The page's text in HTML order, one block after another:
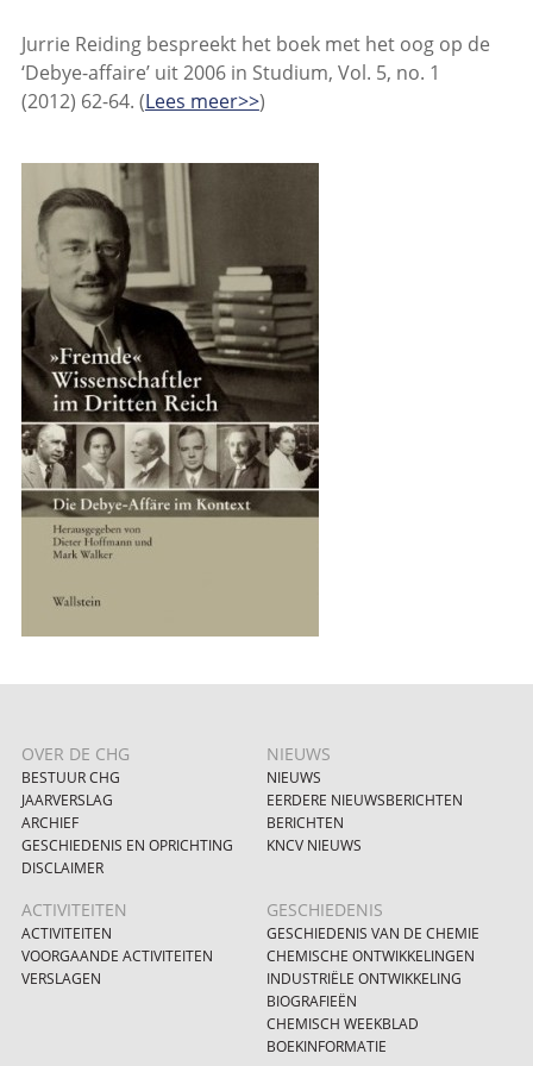
Jurrie Reiding bespreekt het boek met het oog op de
‘Debye-affaire’ uit 2006 in Studium, Vol. 5, no. 1
(2012) 62-64. (Lees meer>>)
OVER DE CHG
BESTUUR CHG
JAARVERSLAG
ARCHIEF
GESCHIEDENIS EN OPRICHTING
DISCLAIMER
NIEUWS
NIEUWS
EERDERE NIEUWSBERICHTEN
BERICHTEN
KNCV NIEUWS
ACTIVITEITEN
ACTIVITEITEN
VOORGAANDE ACTIVITEITEN
VERSLAGEN
GESCHIEDENIS
GESCHIEDENIS VAN DE CHEMIE
CHEMISCHE ONTWIKKELINGEN
INDUSTRIËLE ONTWIKKELING
BIOGRAFIEËN
CHEMISCH WEEKBLAD
BOEKINFORMATIE